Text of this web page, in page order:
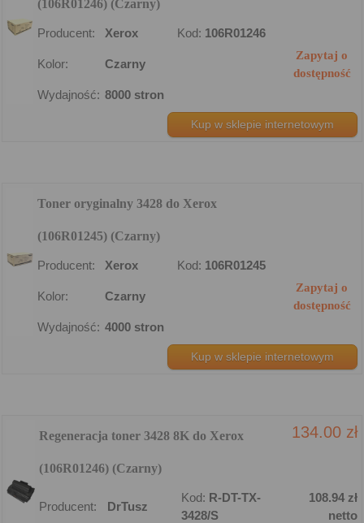
(106R01246) (Czarny)
Producent: Xerox Kod: 106R01246
Kolor: Czarny
Zapytaj o
dostępność
Wydajność: 8000 stron
Kup w sklepie internetowym
Toner oryginalny 3428 do Xerox
(106R01245) (Czarny)
Producent: Xerox Kod: 106R01245
Kolor: Czarny
Zapytaj o
dostępność
Wydajność: 4000 stron
Kup w sklepie internetowym
Regeneracja toner 3428 8K do Xerox
(106R01246) (Czarny)
134.00 zł
Producent: DrTusz
Kod: R-DT-TX-
3428/S
108.94 zł
netto